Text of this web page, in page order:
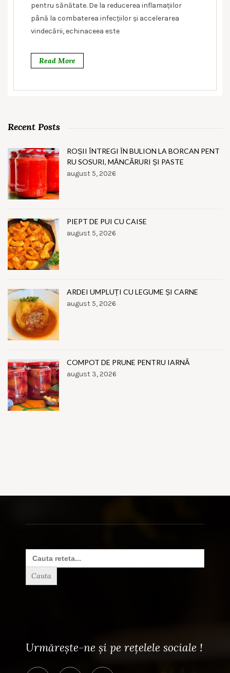
pentru sănătate. De la reducerea inflamațiilor
până la combaterea infecțiilor și accelerarea
vindecării, echinaceea este
Read More
Recent Posts
ROȘII ÎNTREGI ÎN BULION LA BORCAN PENT
RU SOSURI, MÂNCĂRURI ȘI PASTE
august 5, 2026
PIEPT DE PUI CU CAISE
august 5, 2026
ARDEI UMPLUȚI CU LEGUME ȘI CARNE
august 5, 2026
COMPOT DE PRUNE PENTRU IARNĂ
august 3, 2026
Search
for:
Urmărește-ne și pe rețelele sociale !